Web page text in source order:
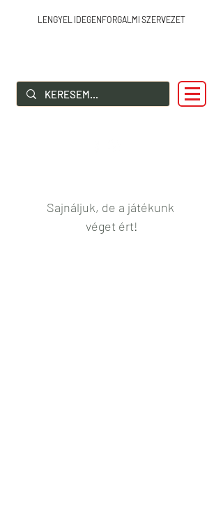
LENGYEL IDEGENFORGALMI SZERVEZET
SZIA LENGYELORSZÁG!
Sajnáljuk, de a játékunk
véget ért!